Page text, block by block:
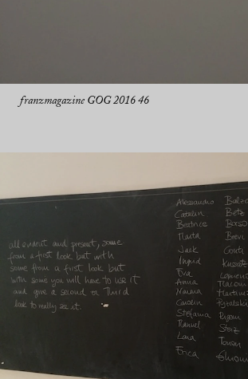
franzmagazine GOG 2016 46